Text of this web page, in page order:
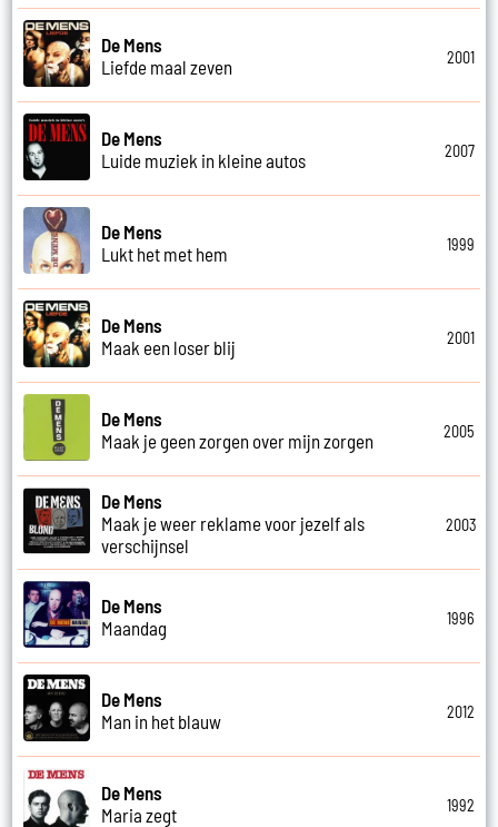
De Mens
Liefde maal zeven
2001
De Mens
Luide muziek in kleine autos
2007
De Mens
Lukt het met hem
1999
De Mens
Maak een loser blij
2001
De Mens
Maak je geen zorgen over mijn zorgen
2005
De Mens
Maak je weer reklame voor jezelf als
verschijnsel
2003
De Mens
Maandag
1996
De Mens
Man in het blauw
2012
De Mens
Maria zegt
1992